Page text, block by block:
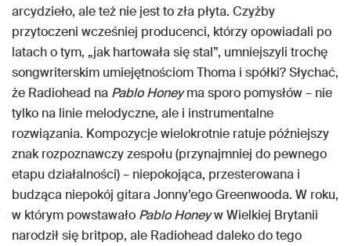
arcydzieło, ale też nie jest to zła płyta. Czyżby
przytoczeni wcześniej producenci, którzy opowiadali po
latach o tym, „jak hartowała się stal”, umniejszyli trochę
songwriterskim umiejętnościom Thoma i spółki? Słychać,
że Radiohead na Pablo Honeyma sporo pomysłów – nie
tylko na linie melodyczne, ale i instrumentalne
rozwiązania. Kompozycje wielokrotnie ratuje późniejszy
znak rozpoznawczy zespołu (przynajmniej do pewnego
etapu działalności) – niepokojąca, przesterowana i
budząca niepokój gitara Jonny’ego Greenwooda. W roku,
w którym powstawało Pablo Honeyw Wielkiej Brytanii
narodził się britpop, ale Radiohead daleko do tego